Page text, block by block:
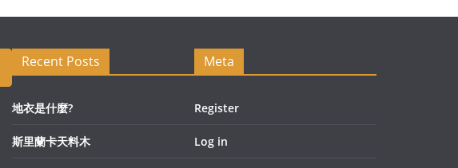
Recent Posts
地衣是什麼?
斯里蘭卡天料木
Meta
Register
Log in